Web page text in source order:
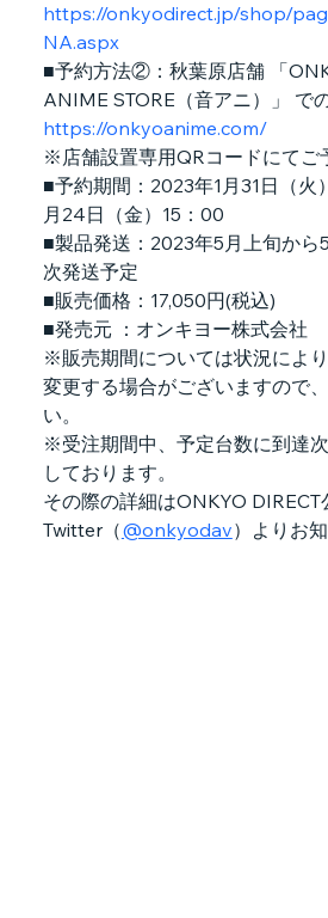
https://onkyodirect.jp/shop/
NA.aspx
■予約方法②：秋葉原店舗 「
ANIME STORE（音アニ）」 で
https://onkyoanime.com/
※店舗設置専用QRコードにてご
■予約期間：2023年1月31日（火
月24日（金）15：00
■製品発送：2023年5月上旬から
次発送予定
■販売価格：17,050円(税込)
■発売元 ：オンキヨー株式会社
※販売期間については状況によ
変更する場合がございますので
い。
※受注期間中、予定台数に到達
しております。
その際の詳細はONKYO DIRECT
Twitter（@onkyodav）よりお